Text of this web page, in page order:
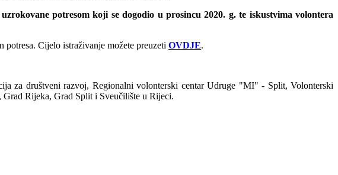
potresom koji se dogodio u prosincu 2020. g. te iskustvima volontera
Cijelo istraživanje možete preuzeti OVDJE.
za društveni razvoj, Regionalni volonterski centar Udruge "MI" - Split, Volonterski
Rijeka, Grad Split i Sveučilište u Rijeci.